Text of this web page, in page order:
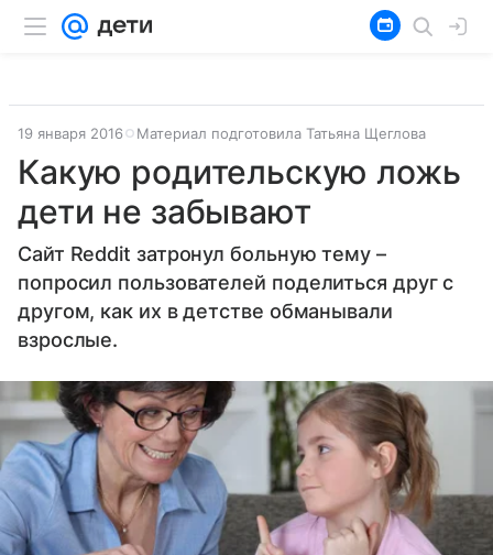
19 января 2016 Материал подготовила Татьяна Щеглова
Какую родительскую ложь
дети не забывают
Сайт Reddit затронул больную тему –
попросил пользователей поделиться друг с
другом, как их в детстве обманывали
взрослые.